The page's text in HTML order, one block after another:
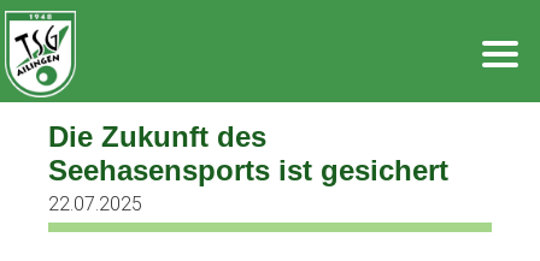
Zum
Inhalt
springen
Die Zukunft des
Seehasensports ist gesichert
22.07.2025